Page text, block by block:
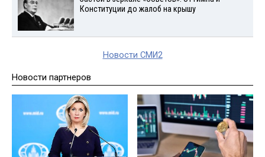
Конституции до жалоб на крышу
Новости СМИ2
Новости партнеров